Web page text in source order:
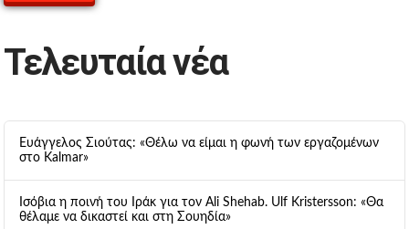
Τελευταία νέα
Ευάγγελος Σιούτας: «Θέλω να είμαι η φωνή των εργαζομένων
στο Kalmar»
Ισόβια η ποινή του Ιράκ για τον Ali Shehab. Ulf Kristersson: «Θα
θέλαμε να δικαστεί και στη Σουηδία»